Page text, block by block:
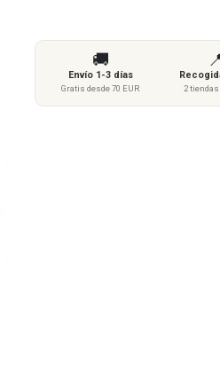
🚚
Envío 1-3 días
Gratis desde 70 EUR 2